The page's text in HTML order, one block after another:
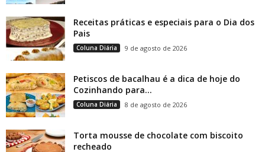
Receitas práticas e especiais para o Dia dos
Pais
Coluna Diária 9 de agosto de 2026
Petiscos de bacalhau é a dica de hoje do
Cozinhando para...
Coluna Diária 8 de agosto de 2026
Torta mousse de chocolate com biscoito
recheado